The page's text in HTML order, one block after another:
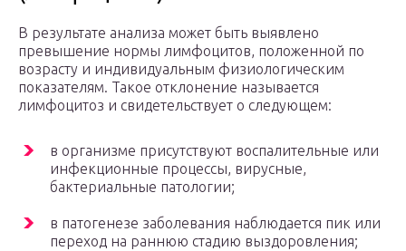
В результате анализа может быть выявлено
превышение нормы лимфоцитов, положенной по
возрасту и индивидуальным физиологическим
показателям. Такое отклонение называется
лимфоцитоз и свидетельствует о следующем:
в организме присутствуют воспалительные или
инфекционные процессы, вирусные,
бактериальные патологии;
в патогенезе заболевания наблюдается пик или
переход на раннюю стадию выздоровления;